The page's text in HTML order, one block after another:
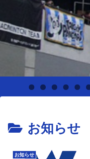
お知らせ
お知らせ